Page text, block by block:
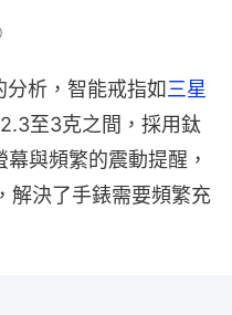
分析，智能戒指如三星
至3克之間，採用鈦
與頻繁的震動提醒，
解決了手錶需要頻繁充